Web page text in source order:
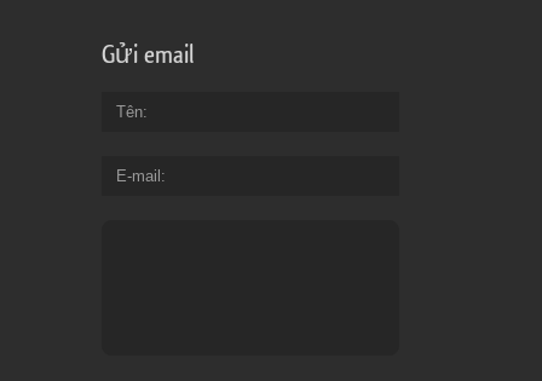
Gửi email
Tên
E-mail